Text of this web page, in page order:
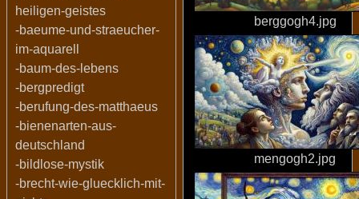
heiligen-geistes
-baeume-und-straeucher-
im-aquarell
-baum-des-lebens
-bergpredigt
-berufung-des-matthaeus
-bienenarten-aus-
deutschland
-bildlose-mystik
-brecht-wie-gluecklich-mit-
berggogh4.jpg
mengogh2.jpg